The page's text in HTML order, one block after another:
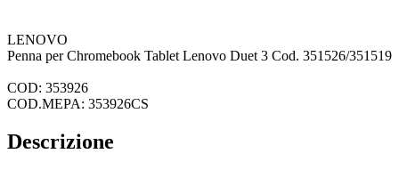
LENOVO
Penna per Chromebook Tablet Lenovo Duet 3 Cod. 351526/351519
COD: 353926
COD.MEPA: 353926CS
Descrizione